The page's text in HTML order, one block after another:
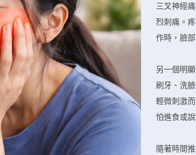
三叉神經
烈刺痛。
作時，臉
另一個明
刷牙、洗
輕微刺激
怕進食或
隨著時間